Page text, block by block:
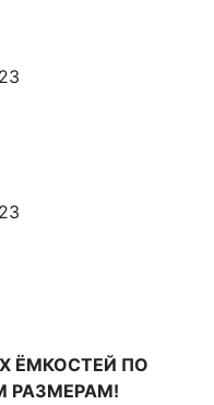
ЁМКОСТЕЙ ПО
РАЗМЕРАМ!